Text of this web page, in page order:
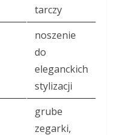
tarczy
noszenie
do
eleganckich
stylizacji
grube
zegarki,